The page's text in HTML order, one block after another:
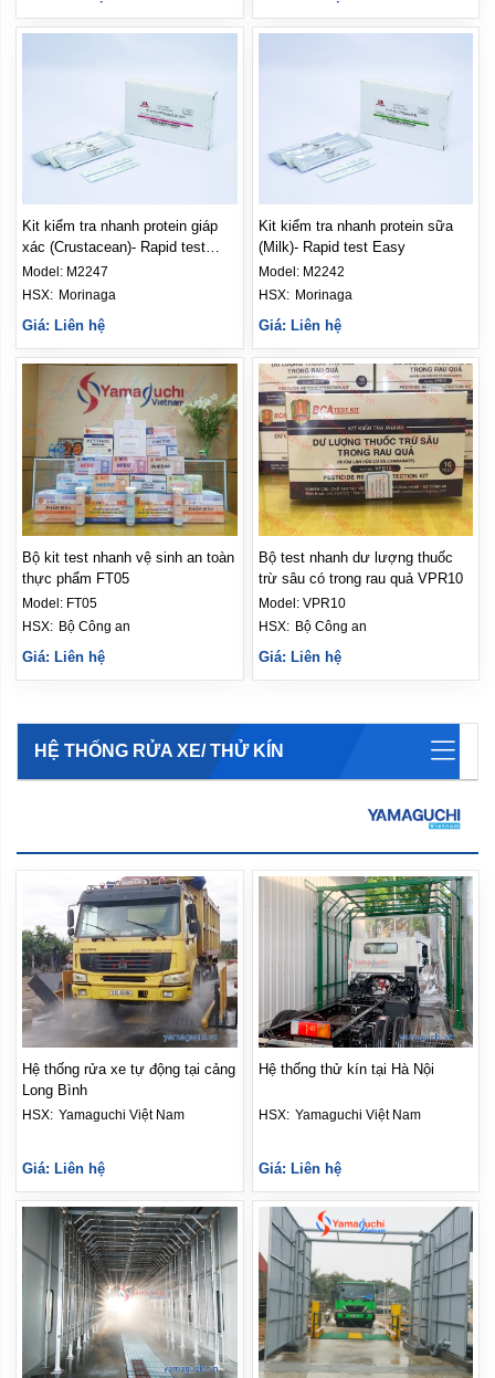
Kit kiểm tra nhanh protein giáp
xác (Crustacean)- Rapid test
Easy
Model: M2247
Morinaga
Giá: Liên hệ
Kit kiểm tra nhanh protein sữa
(Milk)- Rapid test Easy
Model: M2242
HSX: Morinaga
Giá: Liên hệ
Bộ kit test nhanh vệ sinh an toàn
thực phẩm FT05
Model: FT05
Bộ Công an
Giá: Liên hệ
Bộ test nhanh dư lượng thuốc
trừ sâu có trong rau quả VPR10
Model: VPR10
HSX: Bộ Công an
Giá: Liên hệ
HỆ THỐNG RỬA XE/ THỬ KÍN
Hệ thống rửa xe tự động tại cảng
Long Bình
Yamaguchi Việt Nam
Giá: Liên hệ
Hệ thống thử kín tại Hà Nội
HSX: Yamaguchi Việt Nam
Giá: Liên hệ